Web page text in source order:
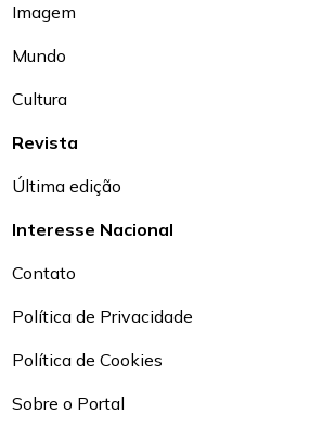
Imagem
Mundo
Cultura
Revista
Última edição
Interesse Nacional
Contato
Política de Privacidade
Política de Cookies
Sobre o Portal